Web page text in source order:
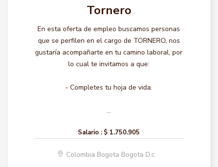
Tornero
En esta oferta de empleo buscamos personas
que se perfilen en el cargo de TORNERO, nos
gustaría acompañarte en tu camino laboral, por
lo cual te invitamos a que:
- Completes tu hoja de vida.
...
Salario : $ 1.750.905
Colombia Bogota Bogota D.c.